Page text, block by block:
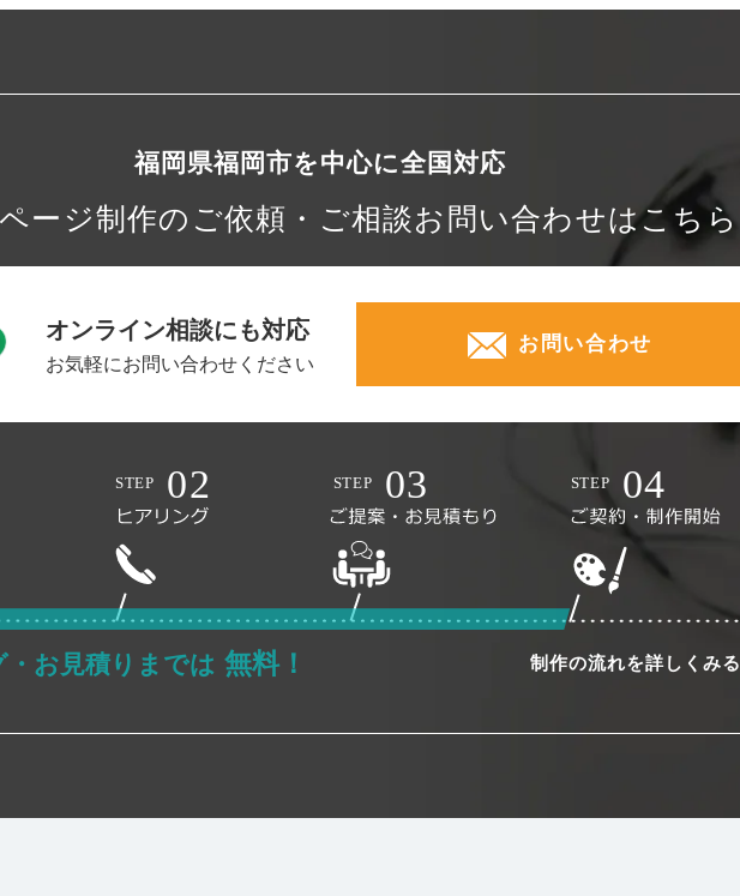
福岡県福岡市を中心に全国対応
ージ制作の ご依頼・ご相談お問い合わせはこちら
オンライン相談にも対応
お気軽にお問い合わせください
お問い合わせ
・お見積りまでは 無料！ 制作の流れを詳しくみる